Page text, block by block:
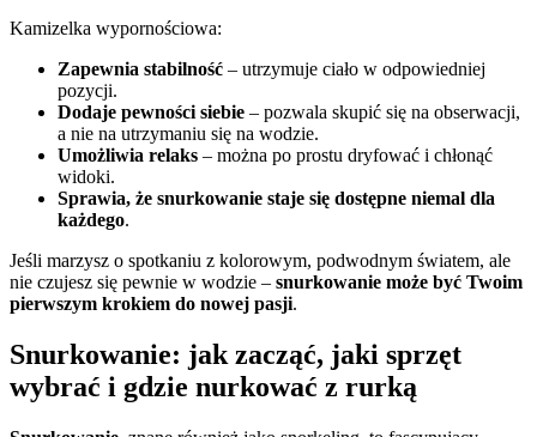
Kamizelka wypornościowa:
Zapewnia stabilność – utrzymuje ciało w odpowiedniej
pozycji.
Dodaje pewności siebie – pozwala skupić się na obserwacji,
a nie na utrzymaniu się na wodzie.
Umożliwia relaks – można po prostu dryfować i chłonąć
widoki.
Sprawia, że snurkowanie staje się dostępne niemal dla
każdego.
Jeśli marzysz o spotkaniu z kolorowym, podwodnym światem, ale
nie czujesz się pewnie w wodzie – snurkowanie może być Twoim
pierwszym krokiem do nowej pasji.
Snurkowanie: jak zacząć, jaki sprzęt
wybrać i gdzie nurkować z rurką